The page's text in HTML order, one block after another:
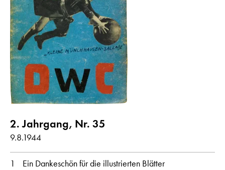
2. Jahrgang, Nr. 35
9.8.1944
1 Ein Dankeschön für die illustrierten Blätter